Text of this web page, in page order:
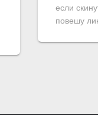
если
повешу